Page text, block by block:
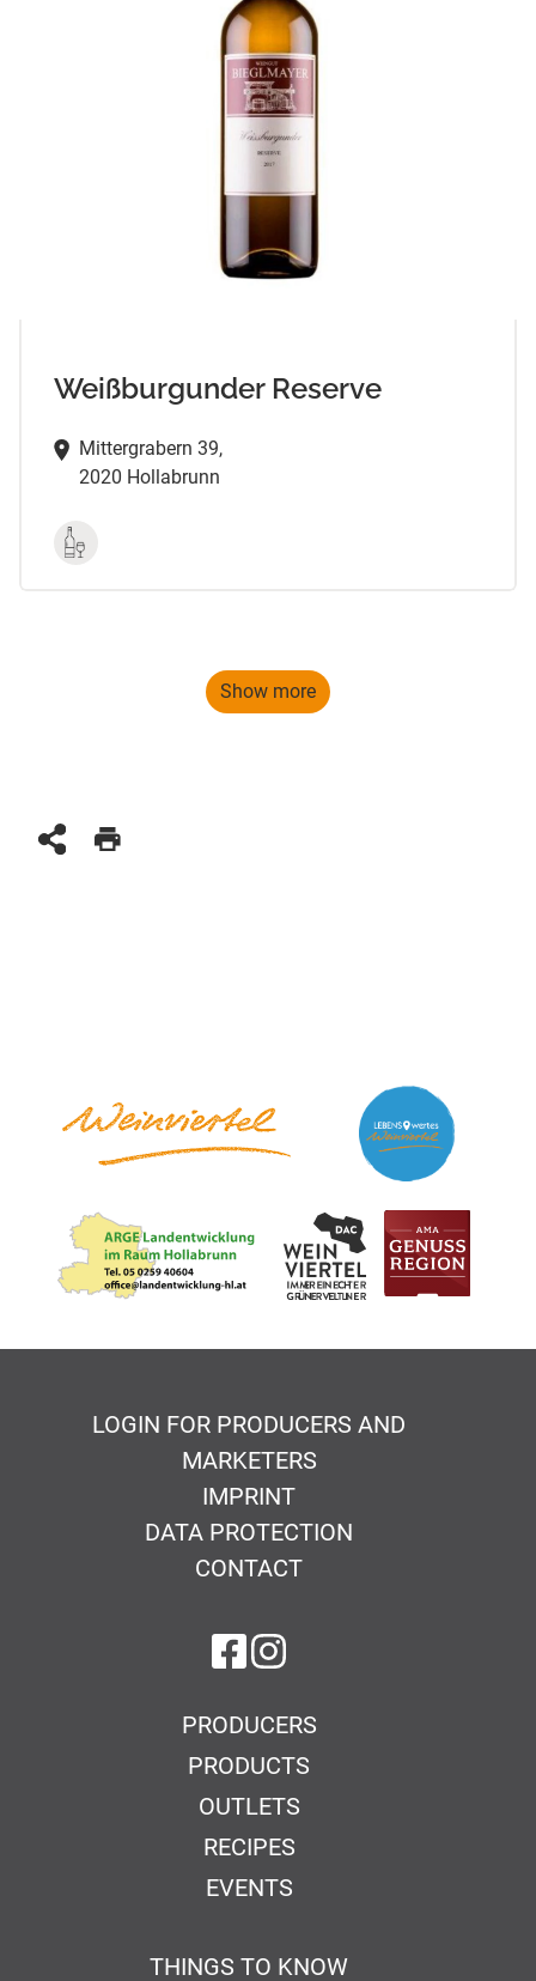
Weißburgunder Reserve
Mittergrabern 39,
2020 Hollabrunn
Show more
LOGIN FOR PRODUCERS AND
MARKETERS
IMPRINT
DATA PROTECTION
CONTACT
on Facebook
on Instagram
PRODUCERS
PRODUCTS
OUTLETS
RECIPES
EVENTS
THINGS TO KNOW